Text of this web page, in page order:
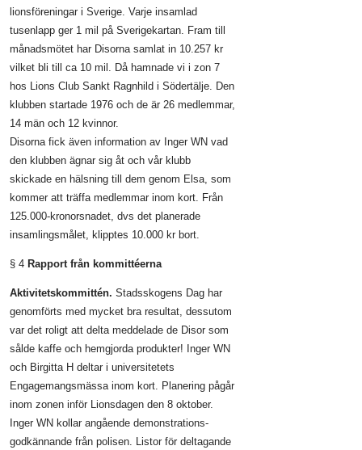
lionsföreningar i Sverige. Varje insamlad
tusenlapp ger 1 mil på Sverigekartan. Fram till
månadsmötet har Disorna samlat in 10.257 kr
vilket bli till ca 10 mil. Då hamnade vi i zon 7
hos Lions Club Sankt Ragnhild i Södertälje. Den
klubben startade 1976 och de är 26 medlemmar,
14 män och 12 kvinnor.
Disorna fick även information av Inger WN vad
den klubben ägnar sig åt och vår klubb
skickade en hälsning till dem genom Elsa, som
kommer att träffa medlemmar inom kort. Från
125.000-kronorsnadet, dvs det planerade
insamlingsmålet, klipptes 10.000 kr bort.
§ 4Rapport från kommittéerna
Aktivitetskommittén. Stadsskogens Dag har
genomförts med mycket bra resultat, dessutom
var det roligt att delta meddelade de Disor som
sålde kaffe och hemgjorda produkter! Inger WN
och Birgitta H deltar i universitetets
Engagemangsmässa inom kort. Planering pågår
inom zonen inför Lionsdagen den 8 oktober.
Inger WN kollar angående demonstrations-
godkännande från polisen. Listor för deltagande